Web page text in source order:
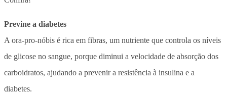
Previne a diabetes
A ora-pro-nóbis é rica em fibras, um nutriente que controla os níveis
de glicose no sangue, porque diminui a velocidade de absorção dos
carboidratos, ajudando a prevenir a resistência à insulina e a
diabetes.